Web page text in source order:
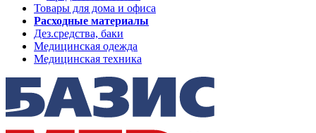
Товары для дома и офиса
Расходные материалы
Дез.средства, баки
Медицинская одежда
Медицинская техника